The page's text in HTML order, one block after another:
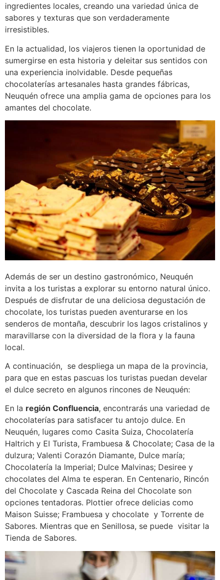
ingredientes locales, creando una variedad única de
sabores y texturas que son verdaderamente
irresistibles.
En la actualidad, los viajeros tienen la oportunidad de
sumergirse en esta historia y deleitar sus sentidos con
una experiencia inolvidable. Desde pequeñas
chocolaterías artesanales hasta grandes fábricas,
Neuquén ofrece una amplia gama de opciones para los
amantes del chocolate.
Además de ser un destino gastronómico, Neuquén
invita a los turistas a explorar su entorno natural único.
Después de disfrutar de una deliciosa degustación de
chocolate, los turistas pueden aventurarse en los
senderos de montaña, descubrir los lagos cristalinos y
maravillarse con la diversidad de la flora y la fauna
local.
A continuación, se despliega un mapa de la provincia,
para que en estas pascuas los turistas puedan develar
el dulce secreto en algunos rincones de Neuquén:
En la región Confluencia, encontrarás una variedad de
chocolaterías para satisfacer tu antojo dulce. En
Neuquén, lugares como Casita Suiza, Chocolatería
Haltrich y El Turista, Frambuesa & Chocolate; Casa de la
dulzura; Valenti Corazón Diamante, Dulce maría;
Chocolatería la Imperial; Dulce Malvinas; Desiree y
chocolates del Alma te esperan. En Centenario, Rincón
del Chocolate y Cascada Reina del Chocolate son
opciones tentadoras. Plottier ofrece delicias como
Maison Suisse; Frambuesa y chocolate y Torrente de
Sabores. Mientras que en Senillosa, se puede visitar la
Tienda de Sabores.